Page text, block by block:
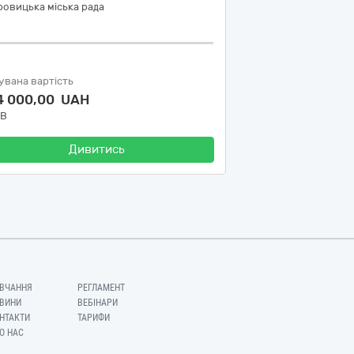
міська рада
вартість
000,00 UAH
Дивитись
НАС
РЕГЛАМЕНТ
ВЕБІНАРИ
ТАРИФИ